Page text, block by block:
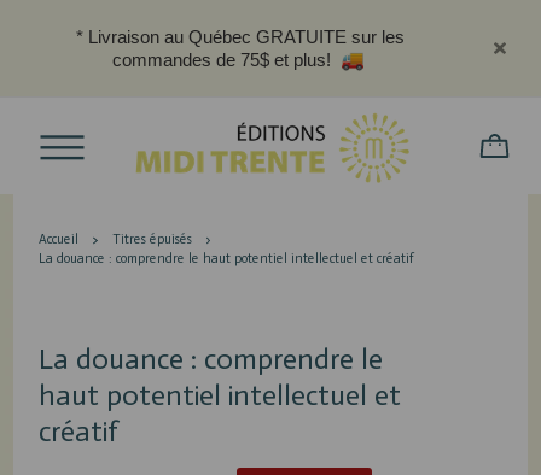
* Livraison au Québec GRATUITE sur les
commandes de 75$ et plus!
Accueil
Titres épuisés
La douance : comprendre le haut potentiel intellectuel et créatif
La douance : comprendre le
haut potentiel intellectuel et
créatif